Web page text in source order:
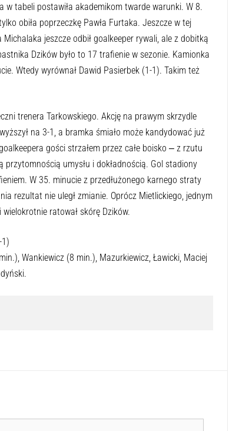
w tabeli postawiła akademikom twarde warunki. W 8.
obiła poprzeczkę Pawła Furtaka. Jeszcze w tej
jeszcze odbił goalkeeper rywali, ale z dobitką
Dzików było to 17 trafienie w sezonie. Kamionka
Wtedy wyrównał Dawid Pasierbek (1-1). Takim też
trenera Tarkowskiego. Akcję na prawym skrzydle
na 3-1, a bramka śmiało może kandydować już
gości strzałem przez całe boisko ‒ z rzutu
przytomnością umysłu i dokładnością. Gol stadiony
W 35. minucie z przedłużonego karnego straty
rezultat nie uległ zmianie. Oprócz Mietlickiego, jednym
ratował skórę Dzików.
Wankiewicz (8 min.), Mazurkiewicz, Ławicki, Maciej